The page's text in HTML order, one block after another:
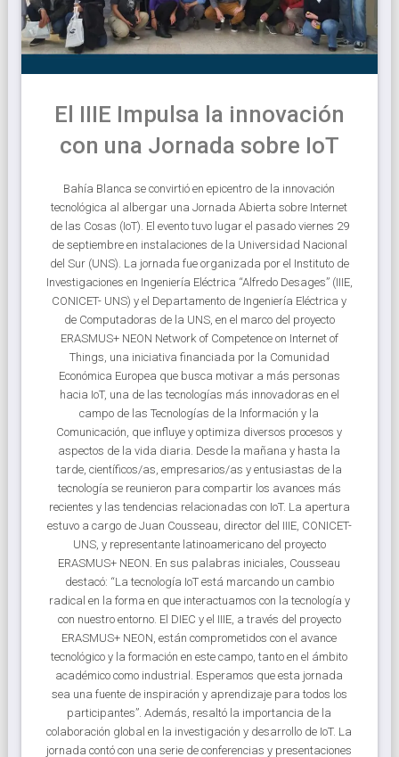
El IIIE Impulsa la innovación
con una Jornada sobre IoT
Bahía Blanca se convirtió en epicentro de la innovación
tecnológica al albergar una Jornada Abierta sobre Internet
de las Cosas (IoT). El evento tuvo lugar el pasado viernes 29
de septiembre en instalaciones de la Universidad Nacional
del Sur (UNS). La jornada fue organizada por el Instituto de
Investigaciones en Ingeniería Eléctrica “Alfredo Desages” (IIIE,
CONICET- UNS) y el Departamento de Ingeniería Eléctrica y
de Computadoras de la UNS, en el marco del proyecto
ERASMUS+ NEON Network of Competence on Internet of
Things, una iniciativa financiada por la Comunidad
Económica Europea que busca motivar a más personas
hacia IoT, una de las tecnologías más innovadoras en el
campo de las Tecnologías de la Información y la
Comunicación, que influye y optimiza diversos procesos y
aspectos de la vida diaria. Desde la mañana y hasta la
tarde, científicos/as, empresarios/as y entusiastas de la
tecnología se reunieron para compartir los avances más
recientes y las tendencias relacionadas con IoT. La apertura
estuvo a cargo de Juan Cousseau, director del IIIE, CONICET-
UNS, y representante latinoamericano del proyecto
ERASMUS+ NEON. En sus palabras iniciales, Cousseau
destacó: “La tecnología IoT está marcando un cambio
radical en la forma en que interactuamos con la tecnología y
con nuestro entorno. El DIEC y el IIIE, a través del proyecto
ERASMUS+ NEON, están comprometidos con el avance
tecnológico y la formación en este campo, tanto en el ámbito
académico como industrial. Esperamos que esta jornada
sea una fuente de inspiración y aprendizaje para todos los
participantes”. Además, resaltó la importancia de la
colaboración global en la investigación y desarrollo de IoT. La
jornada contó con una serie de conferencias y presentaciones